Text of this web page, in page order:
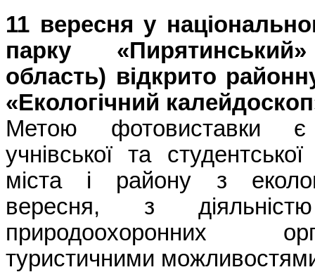
11 вересня у
парку
область) відкрито
«Екологічний
Метою фотовиставки є
учнівської та
міста і району з
вересня, з
природоохоронних
туристичними